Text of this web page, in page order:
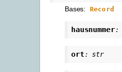
Bases: Record
hausnummer:
ort: str